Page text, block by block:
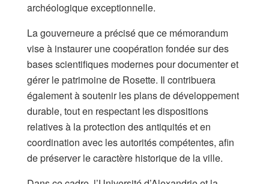
archéologique exceptionnelle.
La gouverneure a précisé que ce mémorandum
vise à instaurer une coopération fondée sur des
bases scientifiques modernes pour documenter et
gérer le patrimoine de Rosette. Il contribuera
également à soutenir les plans de développement
durable, tout en respectant les dispositions
relatives à la protection des antiquités et en
coordination avec les autorités compétentes, afin
de préserver le caractère historique de la ville.